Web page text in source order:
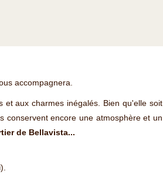
accompagnera.
et aux charmes inégalés. Bien qu'elle soit
conservent encore une atmosphère et un
de Bellavista...